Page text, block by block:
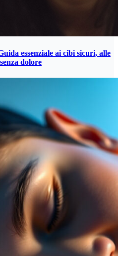
essenziale ai cibi sicuri, alle
dolore